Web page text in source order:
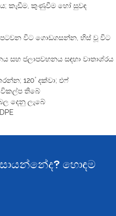
කැඩීම, කුණුවීම හෝ සුවඳ
පටවන විට ගොඩගසන්න, හිස් වූ විට
ජලාපවහනය සඳහා වාතාශ්රය
120˚ දක්වා; එෆ්
තිබේ
දෙනු ලැබේ
හොඳම